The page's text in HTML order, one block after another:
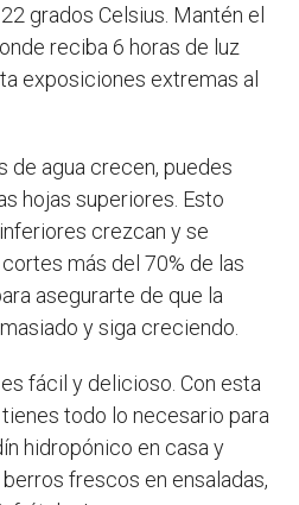
grados Celsius. Mantén el
reciba 6 horas de luz
exposiciones extremas al
de agua crecen, puedes
hojas superiores. Esto
crezcan y se
más del 70% de las
asegurarte de que la
y siga creciendo.
fácil y delicioso. Con esta
todo lo necesario para
hidropónico en casa y
frescos en ensaladas,